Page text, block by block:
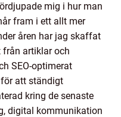
mig i hur man
fram i ett allt mer
åren har jag skaffat
från artiklar och
SEO-optimerat
att ständigt
kring de senaste
digital kommunikation